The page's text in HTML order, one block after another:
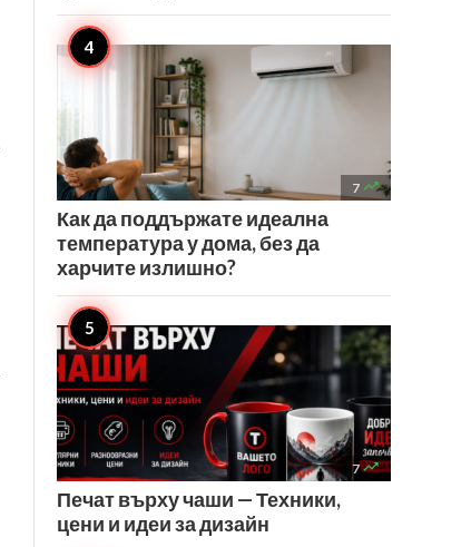
7 
Как да поддържате идеална
температура у дома, без да
харчите излишно?
7 
Печат върху чаши — Техники,
цени и идеи за дизайн